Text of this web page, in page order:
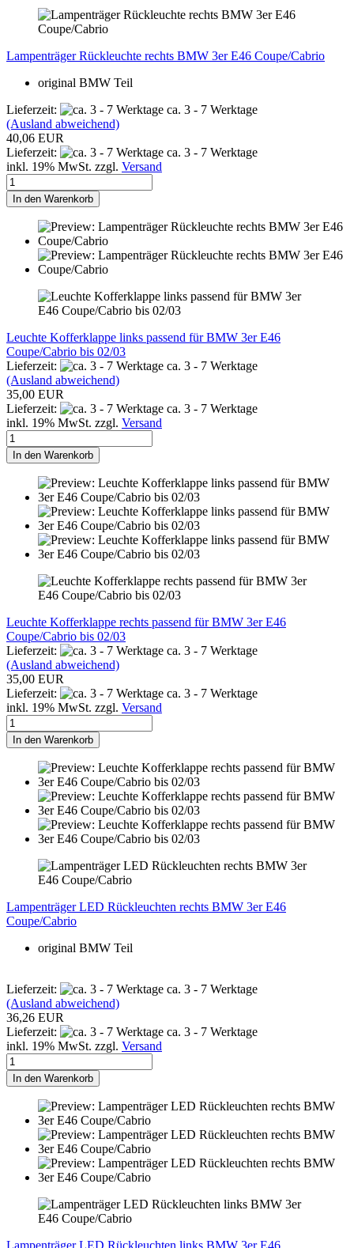
Lampenträger Rückleuchte rechts BMW 3er E46 Coupe/Cabrio
original BMW Teil
Lieferzeit:
ca. 3 - 7 Werktage
(Ausland abweichend)
40,06 EUR
Lieferzeit:
ca. 3 - 7 Werktage
inkl. 19% MwSt. zzgl. Versand
In den Warenkorb
Leuchte Kofferklappe links passend für BMW 3er E46
Coupe/Cabrio bis 02/03
Lieferzeit:
ca. 3 - 7 Werktage
(Ausland abweichend)
35,00 EUR
Lieferzeit:
ca. 3 - 7 Werktage
inkl. 19% MwSt. zzgl. Versand
In den Warenkorb
Leuchte Kofferklappe rechts passend für BMW 3er E46
Coupe/Cabrio bis 02/03
Lieferzeit:
ca. 3 - 7 Werktage
(Ausland abweichend)
35,00 EUR
Lieferzeit:
ca. 3 - 7 Werktage
inkl. 19% MwSt. zzgl. Versand
In den Warenkorb
Lampenträger LED Rückleuchten rechts BMW 3er E46
Coupe/Cabrio
original BMW Teil
Lieferzeit:
ca. 3 - 7 Werktage
(Ausland abweichend)
36,26 EUR
Lieferzeit:
ca. 3 - 7 Werktage
inkl. 19% MwSt. zzgl. Versand
In den Warenkorb
Lampenträger LED Rückleuchten links BMW 3er E46